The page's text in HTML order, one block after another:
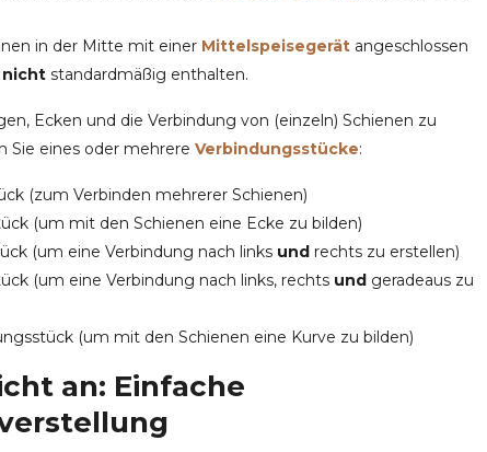
in der Mitte mit einer Mittelspeisegerät angeschlossen
nicht standardmäßig enthalten.
, Ecken und die Verbindung von (einzeln) Schienen zu
Sie eines oder mehrere Verbindungsstücke:
(zum Verbinden mehrerer Schienen)
(um mit den Schienen eine Ecke zu bilden)
(um eine Verbindung nach links und rechts zu erstellen)
(um eine Verbindung nach links, rechts und geradeaus zu
(um mit den Schienen eine Kurve zu bilden)
an: Einfache